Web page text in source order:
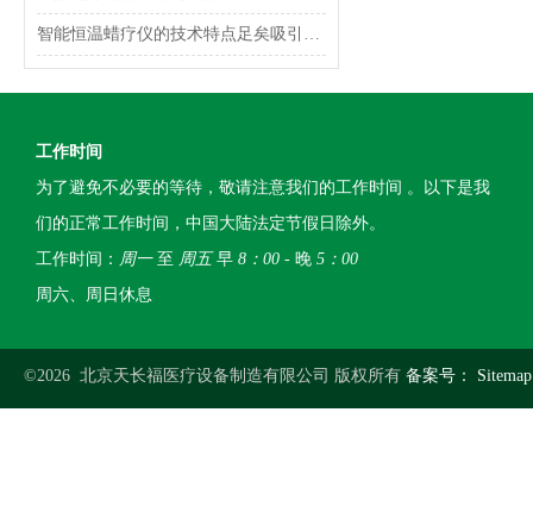
智能恒温蜡疗仪的技术特点足矣吸引你的眼球
工作时间
为了避免不必要的等待，敬请注意我们的工作时间 。以下是我
们的正常工作时间，中国大陆法定节假日除外。
工作时间： 周一至 周五早 8：00 - 晚 5：00
周六、周日休息
©2026 北京天长福医疗设备制造有限公司 版权所有 备案号：